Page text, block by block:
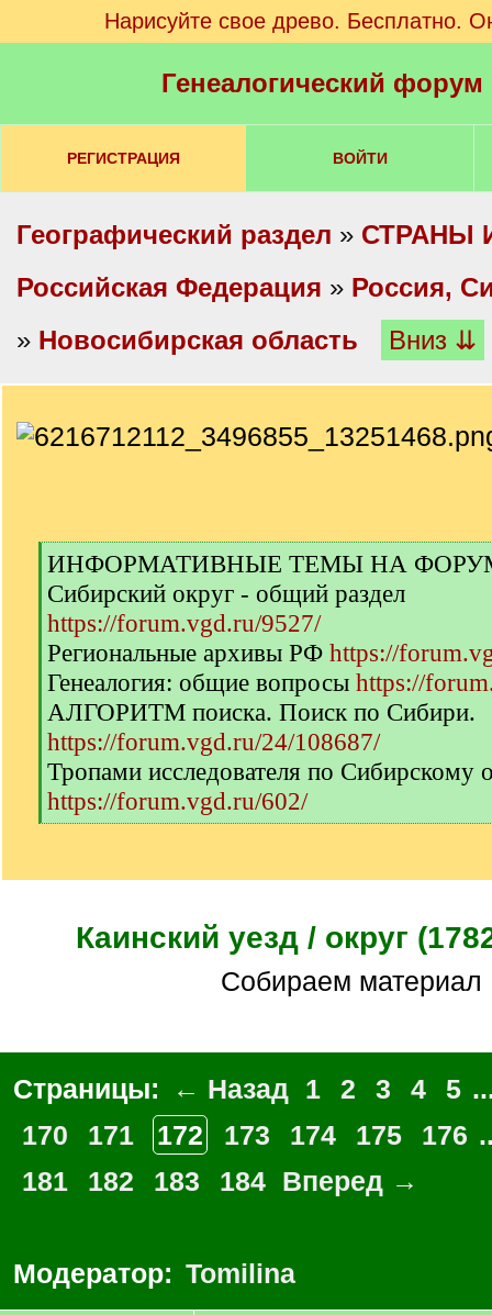
Нарисуйте свое древо. Бесплатно.
Генеалогический
РЕГИСТРАЦИЯ ВОЙТИ
Географический раздел » СТРАНЫ
Российская Федерация » Россия,
» Новосибирская область Вниз ⇊
[
q
]
ИНФОРМАТИВНЫЕ ТЕМЫ НА
Сибирский округ - общий раздел
https://forum.vgd.ru/9527/
Региональные архивы РФ https://
Генеалогия: общие вопросы https://
АЛГОРИТМ поиска. Поиск по Сибири.
https://forum.vgd.ru/24/108687/
Тропами исследователя по Сибирскому
https://forum.vgd.ru/602/
[
]
Каинский уезд / округ
Собираем материал
Страницы: ← Назад 1 2 3 4 5
170
171 172 173 174 175 176
181
182 183 184 Вперед →
Модератор: Tomilina